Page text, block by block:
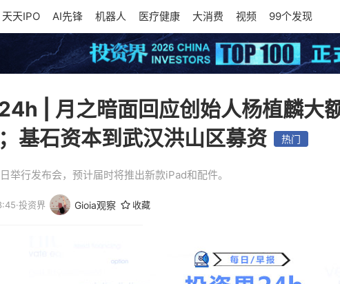
天天IPO AI先锋 机器人 医疗健康 大消费 视频 99个发现
| 月之暗面回应创始人杨植麟大
基石资本到武汉洪山区募资
热门
举行发布会，预计届时将推出新款iPad和配件。
·投资界 Gioia观察 收藏